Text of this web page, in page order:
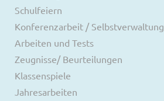
Schulfeiern
Konferenzarbeit / Selbstverwaltung
Arbeiten und Tests
Zeugnisse/ Beurteilungen
Klassenspiele
Jahresarbeiten